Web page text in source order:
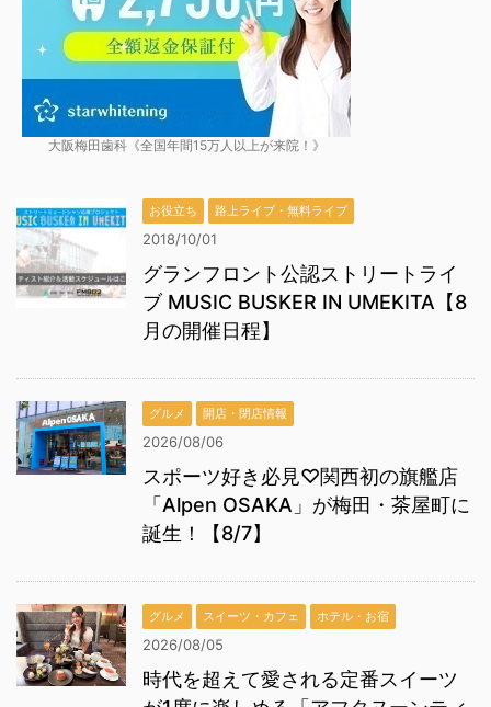
大阪梅田歯科《全国年間15万人以上が来院！》
お役立ち 路上ライブ・無料ライブ
2018/10/01
グランフロント公認ストリートライ
ブ MUSIC BUSKER IN UMEKITA【8
月の開催日程】
グルメ 開店・閉店情報
2026/08/06
スポーツ好き必見♡関西初の旗艦店
「Alpen OSAKA」が梅田・茶屋町に
誕生！【8/7】
グルメ スイーツ・カフェ ホテル・お宿
2026/08/05
時代を超えて愛される定番スイーツ